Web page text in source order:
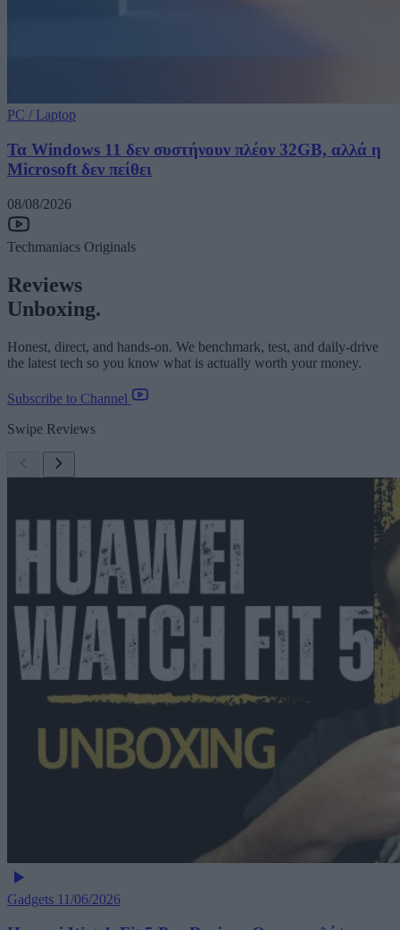
PC / Laptop
Τα Windows 11 δεν συστήνουν πλέον 32GB, αλλά η
Microsoft δεν πείθει
08/08/2026
Techmaniacs Originals
Reviews
Unboxing.
Honest, direct, and hands-on. We benchmark, test, and daily-drive
the latest tech so you know what is actually worth your money.
Subscribe to Channel
Swipe Reviews
Gadgets 11/06/2026